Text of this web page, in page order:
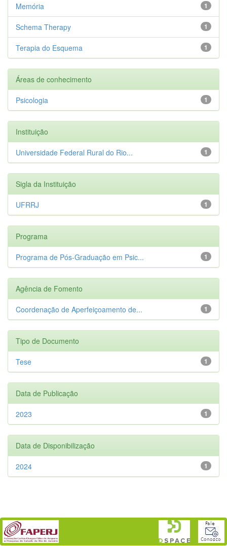
1
Memória
1
Schema Therapy
1
Terapia do Esquema
Áreas de conhecimento
1
Psicologia
Instituição
1
Universidade Federal Rural do Rio...
Sigla da Instituição
1
UFRRJ
Programa
1
Programa de Pós-Graduação em Psic...
Agência de Fomento
1
Coordenação de Aperfeiçoamento de...
Tipo de Documento
1
Tese
Data de Publicação
1
2023
Data de Disponibilização
1
2024